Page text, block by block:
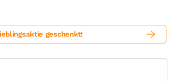
geschenkt!